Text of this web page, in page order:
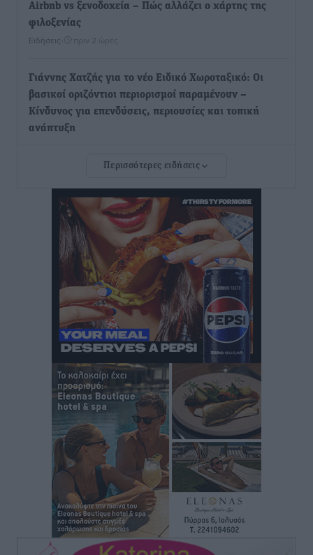
Airbnb vs ξενοδοχεία – Πώς αλλάζει ο χάρτης της
φιλοξενίας
Ειδήσεις πριν 2 ώρες
Γιάννης Χατζής για το νέο Ειδικό Χωροταξικό: Οι
βασικοί οριζόντιοι περιορισμοί παραμένουν –
Κίνδυνος για επενδύσεις, περιουσίες και τοπική
ανάπτυξη
δεν υπάρχουν περιθώρια εφησυχασμού
• πριν 2 ώρες
Στον Άγιο Νικόλαο Χάλκης ανοίγει ξανά το
ανανεωμένο εκκλησιαστικό μουσείο από τη Λέσχη
Lions Χάλκης
Τοπικές Ειδήσεις• πριν 3 ώρες
Ρόδος: «Βουλιάζει» από τουρίστες – Πάνω από 1 εκατ.
επιβάτες και 55 κρουαζιερόπλοια
Τοπικές Ειδήσεις• πριν 3 ώρες
Γ’ Εθνική Κατηγορία: Οι ημερομηνίες των
αγωνιστικών της κανονικής περιόδου
• πριν 8 ώρες
Συνελήφθησαν δύο άτομα στην Κάρπαθο για άγρα
πελατών
Τοπικές Ειδήσεις• πριν 8 ώρες
Περισσότερες ειδήσεις